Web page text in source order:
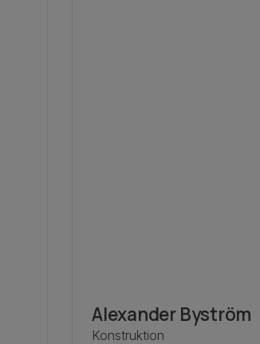
Alexander Byström
Konstruktion